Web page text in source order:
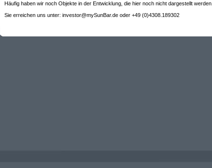
Häufig haben wir noch Objekte in der Entwicklung, die hier noch nicht dargestellt werden.
Sie erreichen uns unter: investor@mySunBar.de oder +49 (0)4308.189302